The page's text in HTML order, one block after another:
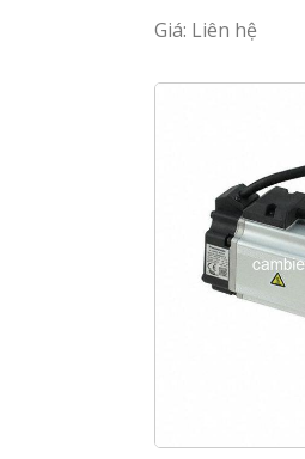
Giá: Liên hệ